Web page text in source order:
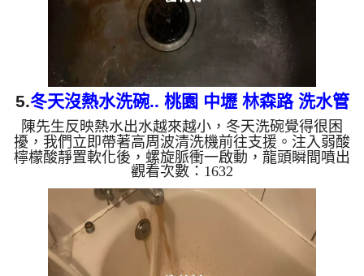
5.冬天沒熱水洗碗.. 桃園 中壢 林森路 洗水管
陳先生反映熱水出水越來越小，冬天洗碗覺得很困
擾，我們立即帶著高周波清洗機前往支援。注入弱酸
檸檬酸靜置軟化後，螺旋脈衝一啟動，龍頭瞬間噴出
鐵銹水！經過兩小時努力，熱水出水量終於恢復清
澈。 為什麼水管需要定期「大掃除」？ 單靠水壓帶
不走管壁陳年汙垢。不同的水質顏色，反映了不同的
居家隱患： 棕色（鐵鏽）： 管線老化徵兆。 黑色
（氧化錳）： 常見於地下水源。 綠色（銅綠）： 銅
合金接頭氧化。 乳白（生物膜）： 細菌黏液滋生的
警訊。 ...
觀看次數：1632